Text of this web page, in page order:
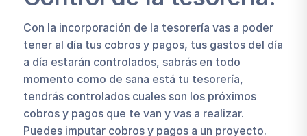
Con la incorporación de la tesorería vas a poder
tener al día tus cobros y pagos, tus gastos del día
a día estarán controlados, sabrás en todo
momento como de sana está tu tesorería,
tendrás controlados cuales son los próximos
cobros y pagos que te van y vas a realizar.
Puedes imputar cobros y pagos a un proyecto.